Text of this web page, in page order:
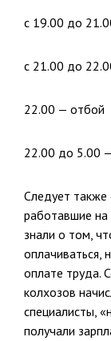
с 19.00 до
с 21.00 до
22.00 — отбой
22.00 до 5.00
Следует также
работавшие на
знали о том,
оплачиваться,
оплате труда.
колхозов
специалисты,
получали